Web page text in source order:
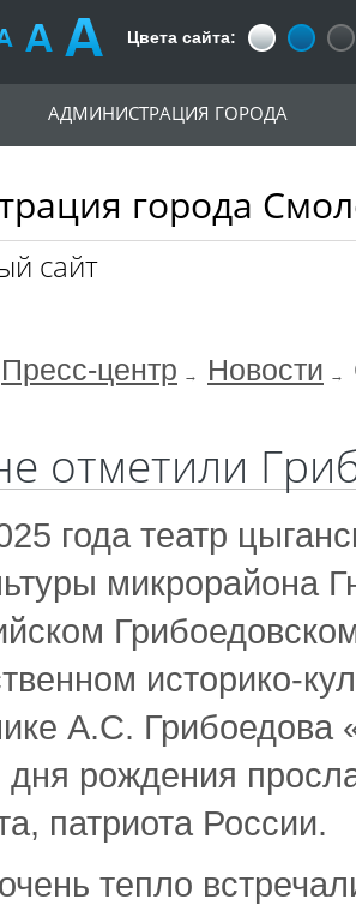
Цвета сайта:
города
сайт
АДМИНИСТРАЦИЯ ГОРОДА
Пресс-центр Новости
отметили
года театр
микрорайона
историко-
А.С.
рождения
патриота России.
тепло